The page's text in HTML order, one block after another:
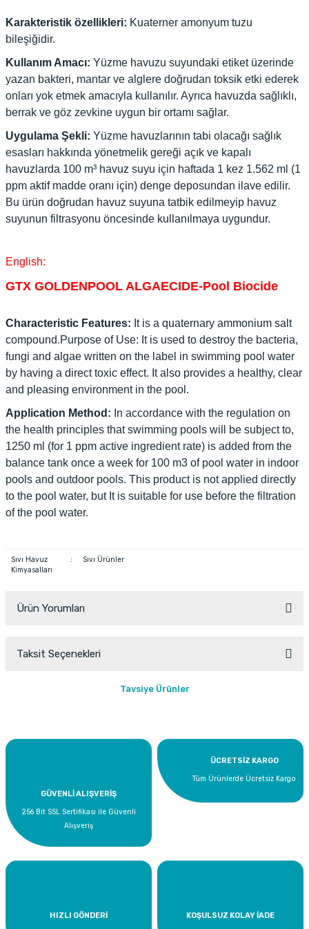
Karakteristik özellikleri: Kuaterner amonyum tuzu
bileşiğidir.
Kullanım Amacı: Yüzme havuzu suyundaki etiket üzerinde
yazan bakteri, mantar ve alglere doğrudan toksik etki ederek
onları yok etmek amacıyla kullanılır. Ayrıca havuzda sağlıklı,
berrak ve göz zevkine uygun bir ortamı sağlar.
Uygulama Şekli: Yüzme havuzlarının tabi olacağı sağlık
esasları hakkında yönetmelik gereği açık ve kapalı
havuzlarda 100 m³ havuz suyu için haftada 1 kez 1.562 ml (1
ppm aktif madde oranı için) denge deposundan ilave edilir.
Bu ürün doğrudan havuz suyuna tatbik edilmeyip havuz
suyunun filtrasyonu öncesinde kullanılmaya uygundur.
English:
GTX GOLDENPOOL ALGAECIDE-Pool Biocide
Characteristic Features: It is a quaternary ammonium salt
compound.Purpose of Use: It is used to destroy the bacteria,
fungi and algae written on the label in swimming pool water
by having a direct toxic effect. It also provides a healthy, clear
and pleasing environment in the pool.
Application Method: In accordance with the regulation on
the health principles that swimming pools will be subject to,
1250 ml (for 1 ppm active ingredient rate) is added from the
balance tank once a week for 100 m3 of pool water in indoor
pools and outdoor pools. This product is not applied directly
to the pool water, but It is suitable for use before the filtration
of the pool water.
Sıvı Havuz
Kimyasalları
: Sıvı Ürünler
Ürün Yorumları
Taksit Seçenekleri
Tavsiye Ürünler
GÜVENLİ ALIŞVERİŞ
256 Bit SSL Sertifikası ile Güvenli
Alışveriş
ÜCRETSİZ KARGO
Tüm Ürünlerde Ücretsiz Kargo
HIZLI GÖNDERİ
KOŞULSUZ KOLAY İADE